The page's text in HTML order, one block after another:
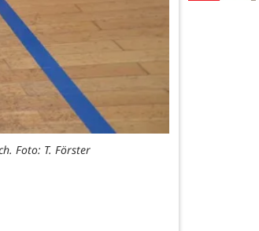
Foto: T. Förster